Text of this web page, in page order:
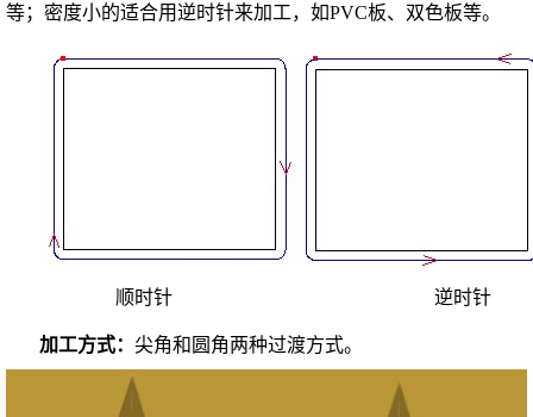
等；密度小的适合用逆时针来加工，如PVC板、双色板等。
顺时针 逆时针
加工方式：尖角和圆角两种过渡方式。